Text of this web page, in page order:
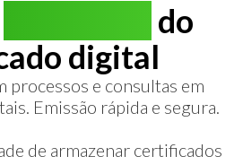
do
digital
processos e consultas em
Emissão rápida e segura.
de armazenar certificados